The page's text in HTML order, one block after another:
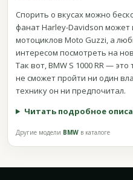
Спорить о вкусах можно
фанат Harley-Davidson может
мотоциклов Moto Guzzi, а
интересом посмотреть на
Так вот, BMW S 1000 RR —
не сможет пройти ни один
технику он ни предпочитал.
Читать подробное
Другие модели BMW в каталоге